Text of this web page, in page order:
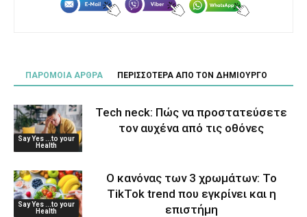
ΠΑΡΟΜΟΙΑ ΑΡΘΡΑ ΠΕΡΙΣΣΟΤΕΡΑ ΑΠΟ ΤΟΝ ΔΗΜΙΟΥΡΓΟ
Say Yes ...to your
Health
Tech neck: Πώς να προστατεύσετε
τον αυχένα από τις οθόνες
Say Yes ...to your
Health
Ο κανόνας των 3 χρωμάτων: Το
TikTok trend που εγκρίνει και η
επιστήμη